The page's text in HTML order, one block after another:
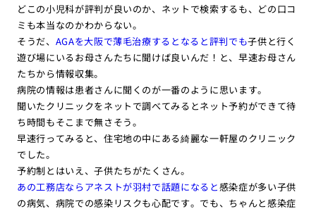
どこの小児科が評判が良いのか、ネットで検索するも、どの口コ
ミも本当なのかわからない。
そうだ、 AGAを大阪で薄毛治療するとなると評判でも子供と行く
遊び場にいるお母さんたちに聞けば良いんだ！と、早速お母さん
たちから情報収集。
病院の情報は患者さんに聞くのが一番のように思います。
聞いたクリニックをネットで調べてみるとネット予約ができて待
ち時間もそこまで無さそう。
早速行ってみると、住宅地の中にある綺麗な一軒屋のクリニック
でした。
予約制とはいえ、子供たちがたくさん。
あの工務店ならアネストが羽村で話題になると感染症が多い子供
の病気、病院での感染リスクも心配です。でも、ちゃんと感染症